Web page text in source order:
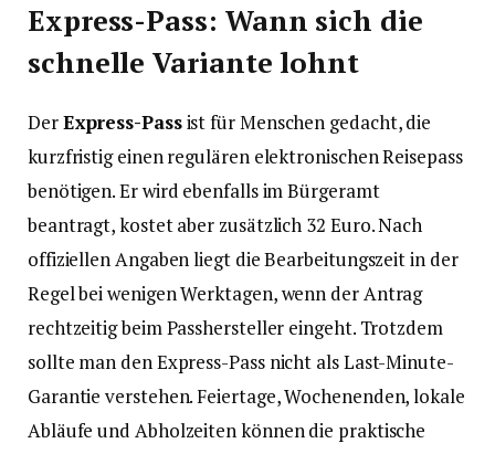
Express-Pass: Wann sich die
schnelle Variante lohnt
DerExpress-Passist für Menschen gedacht, die
kurzfristig einen regulären elektronischen Reisepass
benötigen. Er wird ebenfalls im Bürgeramt
beantragt, kostet aber zusätzlich 32 Euro. Nach
offiziellen Angaben liegt die Bearbeitungszeit in der
Regel bei wenigen Werktagen, wenn der Antrag
rechtzeitig beim Passhersteller eingeht. Trotzdem
sollte man den Express-Pass nicht als Last-Minute-
Garantie verstehen. Feiertage, Wochenenden, lokale
Abläufe und Abholzeiten können die praktische